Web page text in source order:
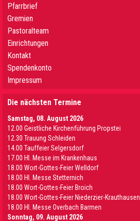
Pfarrbrief
Gremien
Pastoralteam
Einrichtungen
Kontakt
Spendenkonto
Impressum
Die nächsten Termine
Samstag, 08. August 2026
12.00 Geistliche Kirchenführung Propstei
12.30 Trauung Schleiden
14.00 Tauffeier Selgersdorf
17.00 Hl. Messe im Krankenhaus
18.00 Wort-Gottes-Feier Welldorf
18.00 Hl. Messe Stetternich
18.00 Wort-Gottes-Feier Broich
18.00 Wort-Gottes-Feier Niederzier-Krauthausen
18.00 Hl. Messe Overbach Barmen
Sonntag, 09. August 2026